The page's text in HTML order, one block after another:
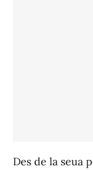
Des de la seua